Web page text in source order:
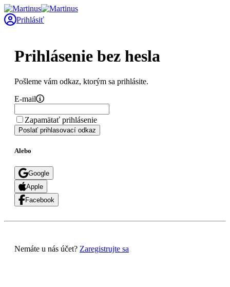
Prihlásiť
Prihlásenie bez hesla
Pošleme vám odkaz, ktorým sa prihlásite.
E-mail
Zapamätať prihlásenie
Poslať prihlasovací odkaz
Alebo
Google
Apple
Facebook
Nemáte u nás účet? Zaregistrujte sa